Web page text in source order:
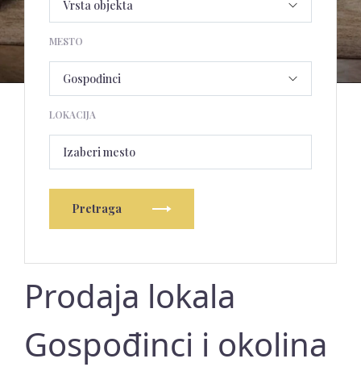
MESTO
LOKACIJA
Izaberi mesto
Pretraga
Prodaja lokala
Gospođinci i okolina